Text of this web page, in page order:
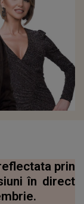
prin
în direct